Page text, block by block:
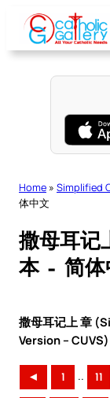
content
Home » Simplified
体中文
撒母耳记
本 – 简体
撒母耳记上 章
Version – CUVS)
◄ 1 .. 11